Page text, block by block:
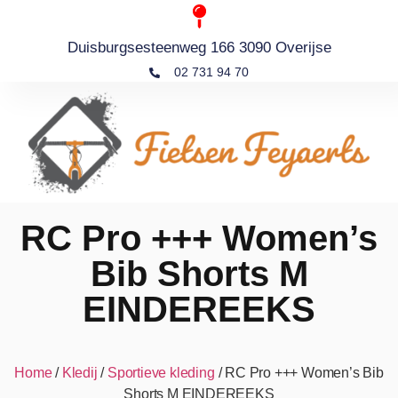
Duisburgsesteenweg 166 3090 Overijse
02 731 94 70
RC Pro +++ Women’s
Bib Shorts M
EINDEREEKS
Home/ Kledij / Sportieve kleding / RC Pro +++ Women’s Bib
Shorts M EINDEREEKS